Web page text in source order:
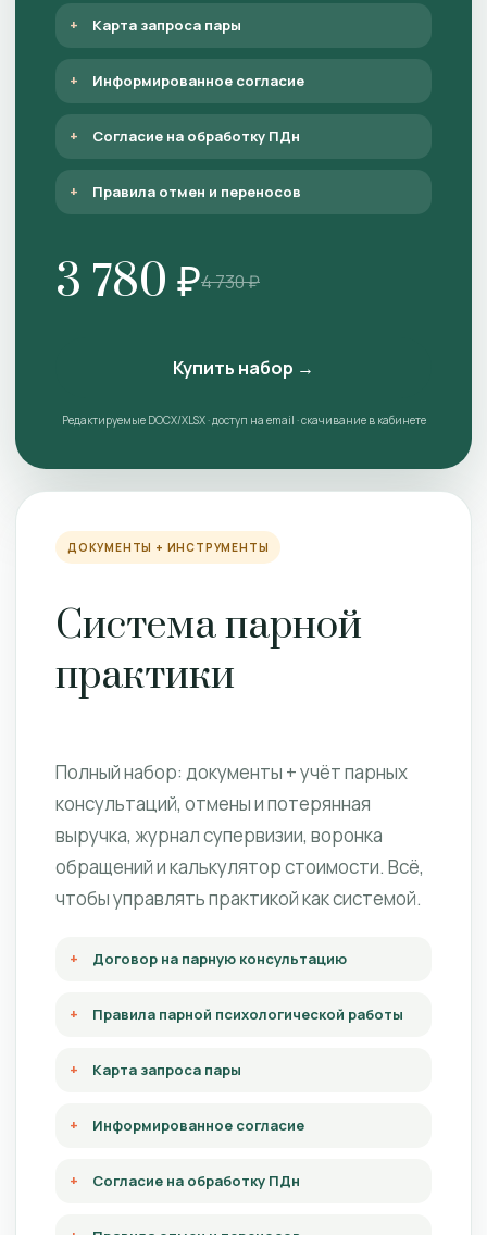
Карта запроса пары
Информированное согласие
Согласие на обработку ПДн
Правила отмен и переносов
3 780 ₽4 730 ₽
Купить набор →
Редактируемые DOCX/XLSX · доступ на email · скачивание в кабинете
ДОКУМЕНТЫ + ИНСТРУМЕНТЫ
Система парной
практики
Полный набор: документы + учёт парных
консультаций, отмены и потерянная
выручка, журнал супервизии, воронка
обращений и калькулятор стоимости. Всё,
чтобы управлять практикой как системой.
Договор на парную консультацию
Правила парной психологической работы
Карта запроса пары
Информированное согласие
Согласие на обработку ПДн